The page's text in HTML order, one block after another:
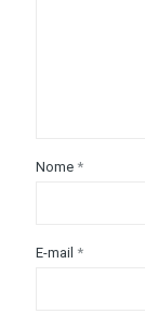
Nome *
E-mail *